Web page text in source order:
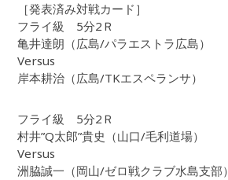
［発表済み対戦カード］
フライ級 5分2Ｒ
亀井達朗（広島/パラエストラ広島）
Versus
岸本耕治（広島/TKエスペランサ）
フライ級 5分2Ｒ
村井”Q太郎”貴史（山口/毛利道場）
Versus
洲脇誠一（岡山/ゼロ戦クラブ水島支部）